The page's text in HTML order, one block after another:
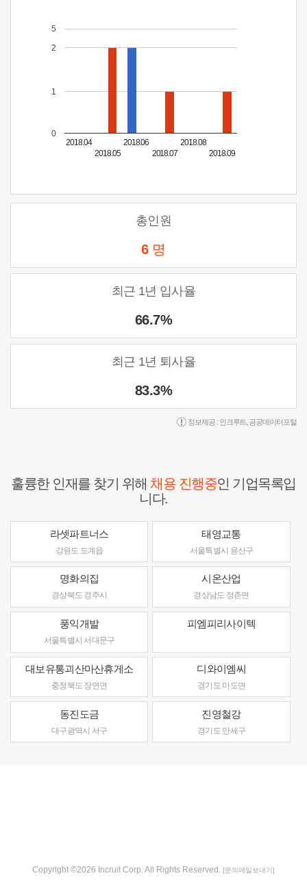
2018.04
2018.05
2018.06
2018.07
2018.08
2018.09
0
1
2
5
총인원
6 명
최근 1년 입사율
66.7%
최근 1년 퇴사율
83.3%
정보제공 : 인크루트 공공데이터포털
훌륭한 인재를 찾기 위해채용 진행중인 기업목록입
니다.
라셋파트너스
강원도 도계읍
태영교통
서울특별시 용산구
명화의집
경상북도 경주시
시온산업
경상남도 정촌면
풍익개발
서울특별시 서대문구
피엠피리사이텍
대보유통괴산마산휴게소
충청북도 장연면
디와이엠씨
경기도 마도면
동진도금
대구광역시 서구
진영철강
경기도 만세구
Copyright ©2026 Incruit Corp. All Rights Reserved. [문의메일보내기]